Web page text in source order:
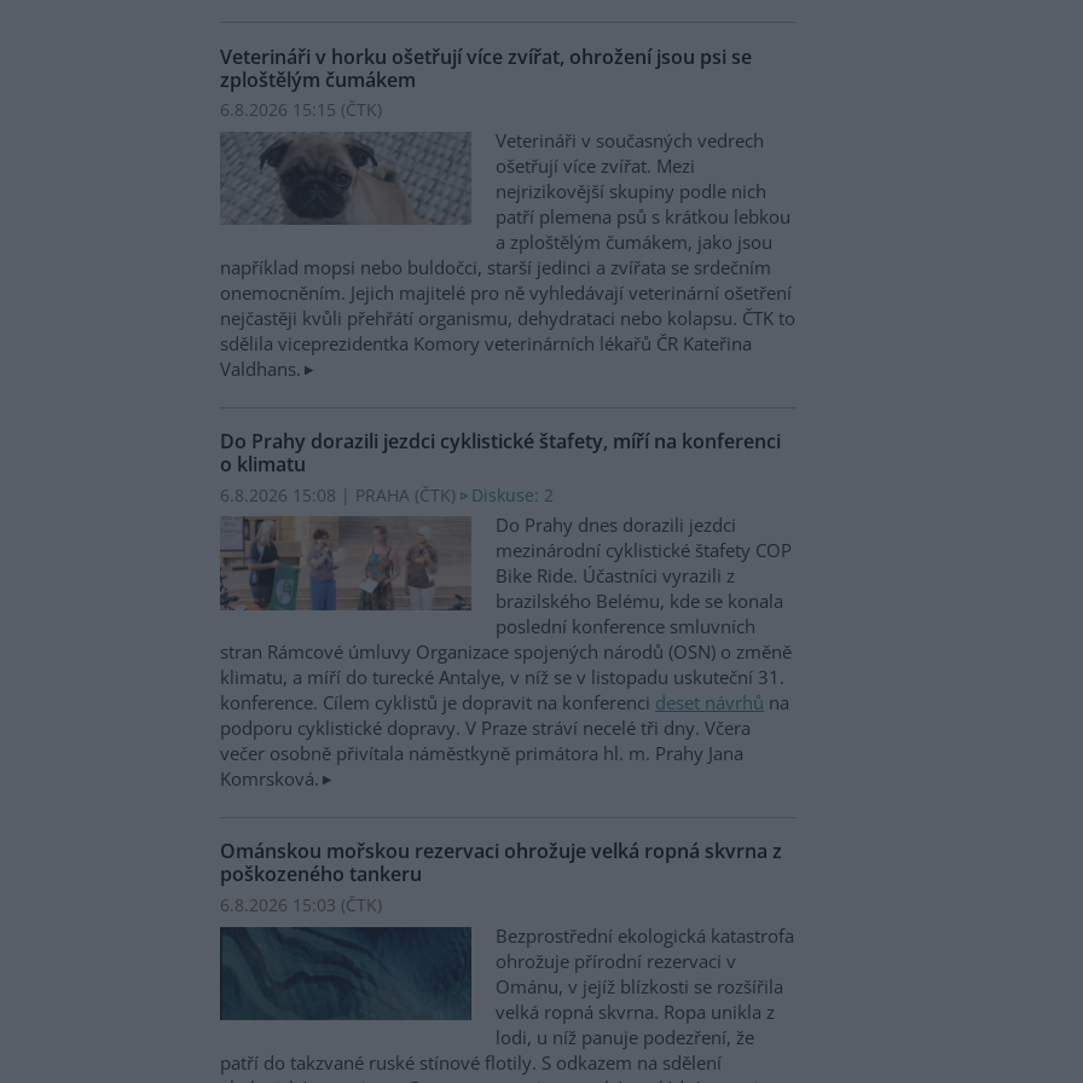
Veterináři v horku ošetřují více zvířat, ohrožení jsou psi se
zploštělým čumákem
6.8.2026 15:15 (ČTK)
Veterináři v současných vedrech
ošetřují více zvířat. Mezi
nejrizikovější skupiny podle nich
patří plemena psů s krátkou lebkou
a zploštělým čumákem, jako jsou
například mopsi nebo buldočci, starší jedinci a zvířata se srdečním
onemocněním. Jejich majitelé pro ně vyhledávají veterinární ošetření
nejčastěji kvůli přehřátí organismu, dehydrataci nebo kolapsu. ČTK to
sdělila viceprezidentka Komory veterinárních lékařů ČR Kateřina
Valdhans.
Do Prahy dorazili jezdci cyklistické štafety, míří na konferenci
o klimatu
6.8.2026 15:08 | PRAHA (ČTK) Diskuse: 2
Do Prahy dnes dorazili jezdci
mezinárodní cyklistické štafety COP
Bike Ride. Účastníci vyrazili z
brazilského Belému, kde se konala
poslední konference smluvních
stran Rámcové úmluvy Organizace spojených národů (OSN) o změně
klimatu, a míří do turecké Antalye, v níž se v listopadu uskuteční 31.
konference. Cílem cyklistů je dopravit na konferenci deset návrhů na
podporu cyklistické dopravy. V Praze stráví necelé tři dny. Včera
večer osobně přivítala náměstkyně primátora hl. m. Prahy Jana
Komrsková.
Ománskou mořskou rezervaci ohrožuje velká ropná skvrna z
poškozeného tankeru
6.8.2026 15:03 (ČTK)
Bezprostřední ekologická katastrofa
ohrožuje přírodní rezervaci v
Ománu, v jejíž blízkosti se rozšířila
velká ropná skvrna. Ropa unikla z
lodi, u níž panuje podezření, že
patří do takzvané ruské stínové flotily. S odkazem na sdělení